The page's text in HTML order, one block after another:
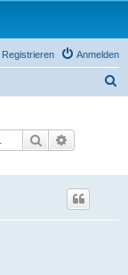
Anmelden
Registrieren
Suche